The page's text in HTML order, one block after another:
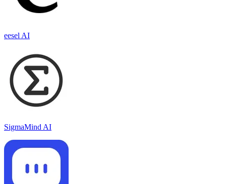
eesel AI
SigmaMind AI